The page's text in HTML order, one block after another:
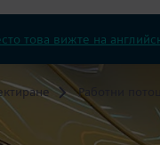
това вижте на
Работни